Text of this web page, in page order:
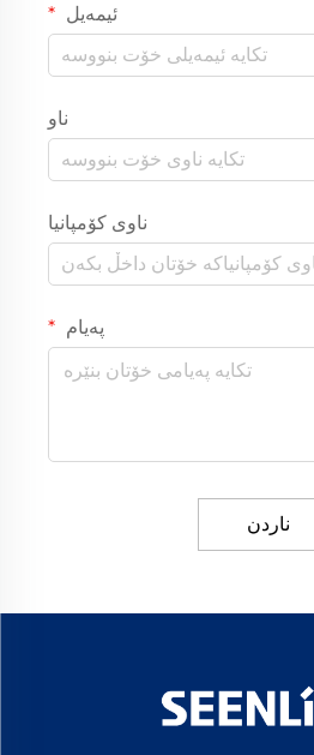
ئیمەیل
ناو
ناوی کۆمپانیا
پەیام
ناردن